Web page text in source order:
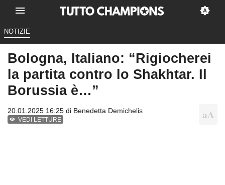
NOTIZIE
Bologna, Italiano: “Rigiocherei
la partita contro lo Shakhtar. Il
Borussia è…”
20.01.2025 16:25 di Benedetta Demichelis
VEDI LETTURE